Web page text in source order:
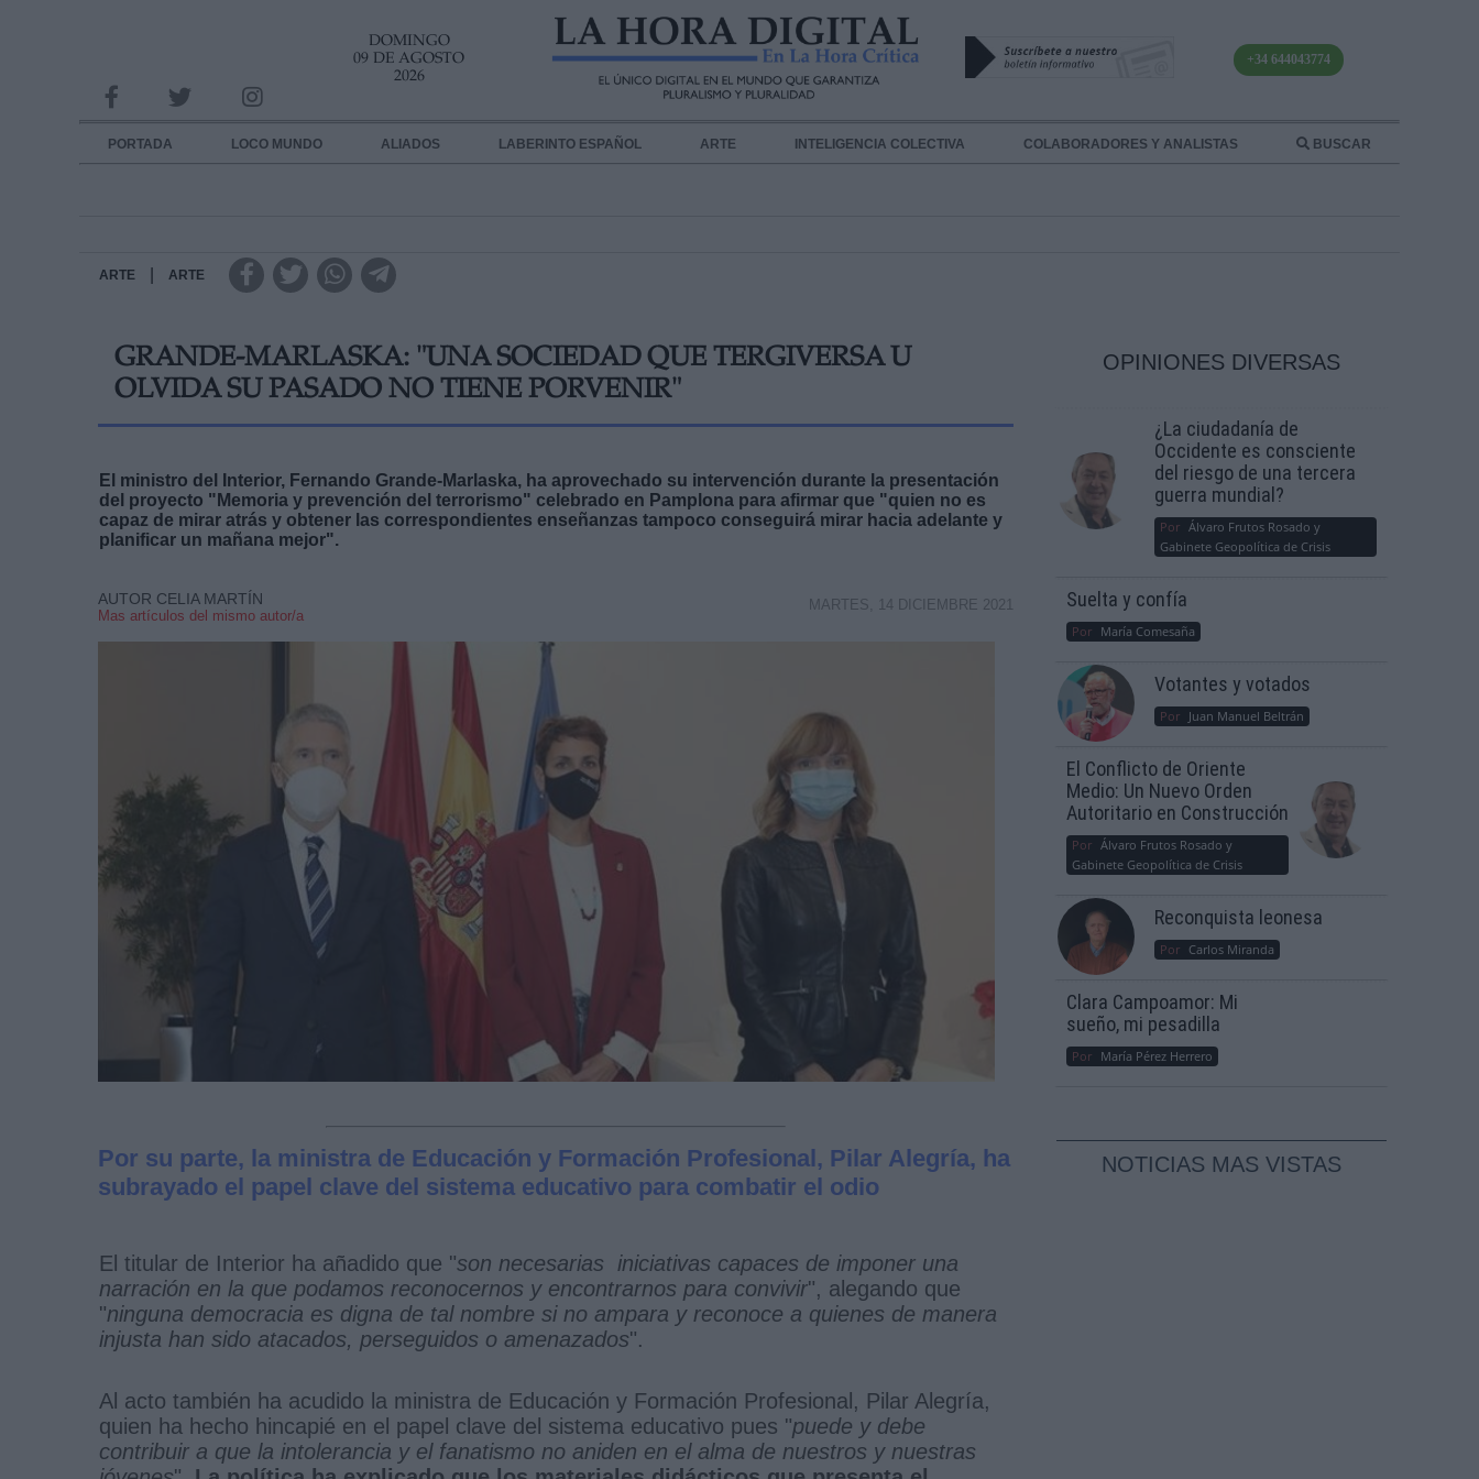
DOMINGO
09 DE AGOSTO
2026
+34 644043774
PORTADA LOCO MUNDO ALIADOS LABERINTO ESPAÑOL ARTE INTELIGENCIA COLECTIVA COLABORADORES Y ANALISTAS BUSCAR
ARTE ARTE
GRANDE-MARLASKA: "UNA SOCIEDAD QUE TERGIVERSA U
OLVIDA SU PASADO NO TIENE PORVENIR"
El ministro del Interior, Fernando Grande-Marlaska, ha aprovechado su intervención durante la presentación
del proyecto "Memoria y prevención del terrorismo" celebrado en Pamplona para afirmar que "quien no es
capaz de mirar atrás y obtener las correspondientes enseñanzas tampoco conseguirá mirar hacia adelante y
planificar un mañana mejor".
AUTOR CELIA MARTÍN
Mas artículos del mismo autor/a
MARTES, 14 DICIEMBRE 2021
Por su parte, la ministra de Educación y Formación Profesional, Pilar Alegría, ha
subrayado el papel clave del sistema educativo para combatir el odio
El titular de Interior ha añadido que "son necesarias iniciativas capaces de imponer una
narración en la que podamos reconocernos y encontrarnos para convivir", alegando que
"ninguna democracia es digna de tal nombre si no ampara y reconoce a quienes de manera
injusta han sido atacados, perseguidos o amenazados".
Al acto también ha acudido la ministra de Educación y Formación Profesional, Pilar Alegría,
quien ha hecho hincapié en el papel clave del sistema educativo pues "puede y debe
contribuir a que la intolerancia y el fanatismo no aniden en el alma de nuestros y nuestras
OPINIONES DIVERSAS
¿La ciudadanía de
Occidente es consciente
del riesgo de una tercera
guerra mundial?
Por Álvaro Frutos Rosado y
Gabinete Geopolítica de Crisis
Suelta y confía
Por María Comesaña
Votantes y votados
Por Juan Manuel Beltrán
El Conflicto de Oriente
Medio: Un Nuevo Orden
Autoritario en Construcción
Por Álvaro Frutos Rosado y
Gabinete Geopolítica de Crisis
Reconquista leonesa
Por Carlos Miranda
Clara Campoamor: Mi
sueño, mi pesadilla
Por María Pérez Herrero
NOTICIAS MAS VISTAS
INFORMACION SOBRE LA PROTECCIÓN DE TUS DATOS
Responsable:
Destinatarios:
link
Información adicional
link